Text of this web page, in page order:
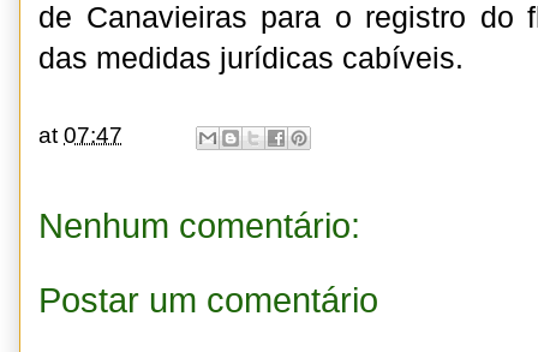
de Canavieiras para o registro do
das medidas jurídicas cabíveis.
at07:47
Nenhum comentário:
Postar um comentário